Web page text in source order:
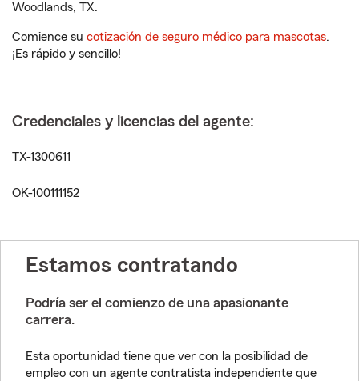
Woodlands, TX.
Comience su cotización de seguro médico para mascotas.
¡Es rápido y sencillo!
Credenciales y licencias del agente:
TX-1300611
OK-100111152
Estamos contratando
Podría ser el comienzo de una apasionante
carrera.
Esta oportunidad tiene que ver con la posibilidad de
empleo con un agente contratista independiente que